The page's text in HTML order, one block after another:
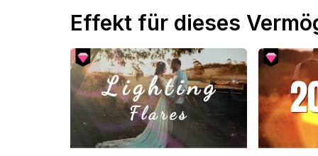
Effekt für dieses